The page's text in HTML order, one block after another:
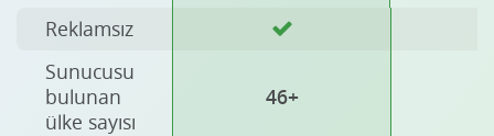
Reklamsız
Sunucusu
bulunan
ülke sayısı
46+